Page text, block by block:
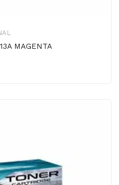
MAGENTA